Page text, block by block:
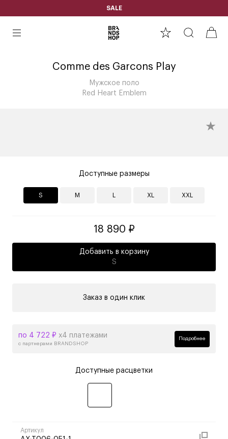
SALE
Comme des Garcons Play
Мужское поло
Red Heart Emblem
Доступные размеры
S M XL XXL
18 890 ₽
Добавить в корзину
S
Заказ в один клик
по 4 722 ₽ х4 платежами
с партнерами BRANDSHOP
Подробнее
Доступные расцветки
Артикул